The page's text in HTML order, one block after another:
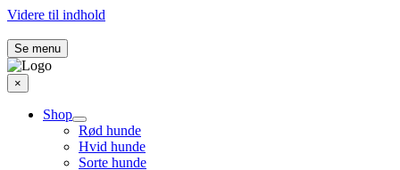
Videre til indhold
Se menu
×
Shop
Rød hunde
Hvid hunde
Sorte hunde